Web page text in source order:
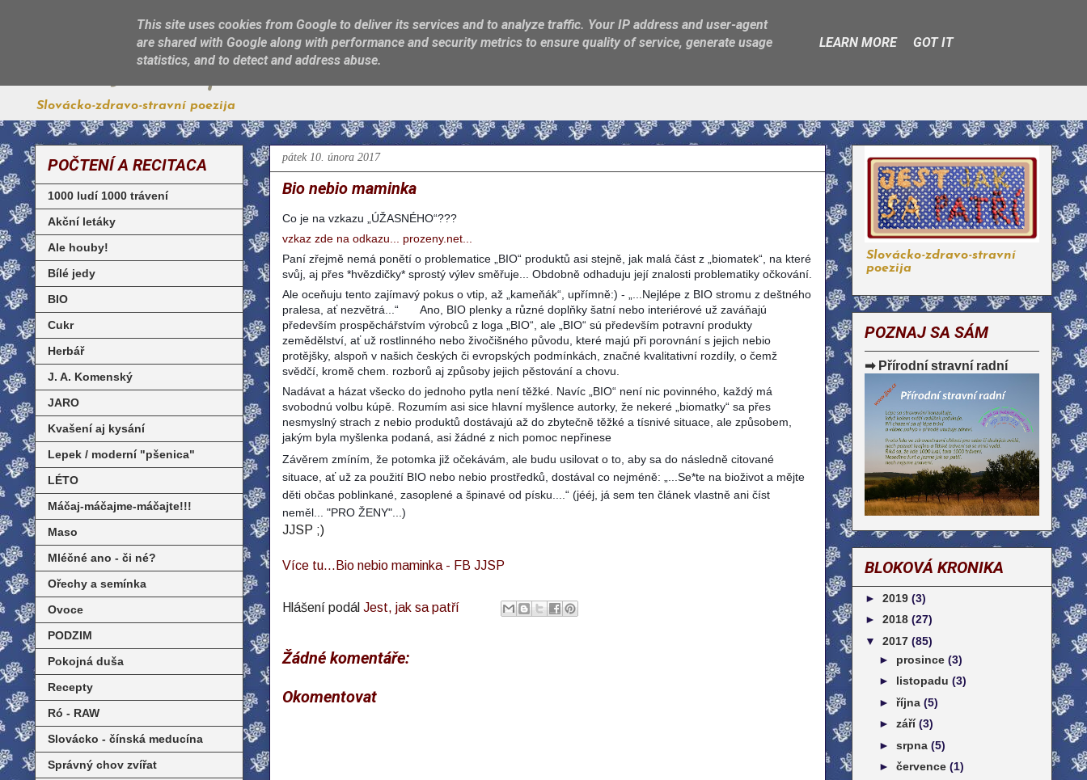
Jest, jak sa patří
Slovácko-zdravo-stravní poezija
pátek 10. února 2017
Bio nebio maminka
Co je na vzkazu „ÚŽASNÉHO“???
vzkaz zde na odkazu... prozeny.net...
Paní zřejmě nemá ponětí o problematice „BIO“ produktů asi stejně, jak malá část z „biomatek“, na které
svůj, aj přes *hvězdičky* sprostý výlev směřuje... Obdobně odhaduju její znalosti problematiky očkování.
Ale oceňuju tento zajímavý pokus o vtip, až „kameňák“, upřímně:) - „...Nejlépe z BIO stromu z deštného
pralesa, ať nezvětrá...“
Ano, BIO plenky a různé doplňky šatní nebo interiérové už zaváňajú
především prospěchářstvím výrobců z loga „BIO“, ale „BIO“ sú především potravní produkty
zemědělství, ať už rostlinného nebo živočišného původu, které majú při porovnání s jejich nebio
protějšky, alspoň v našich českých či evropských podmínkách, značné kvalitativní rozdíly, o čemž
svědčí, kromě chem. rozborů aj způsoby jejich pěstování a chovu.
Nadávat a házat všecko do jednoho pytla není těžké. Navíc „BIO“ není nic povinného, každý má
svobodnú volbu kúpě. Rozumím asi sice hlavní myšlence autorky, že nekeré „biomatky“ sa přes
nesmyslný strach z nebio produktů dostávajú až do zbytečně těžké a tísnivé situace, ale způsobem,
jakým byla myšlenka podaná, asi žádné z nich pomoc nepřinese
Závěrem zmíním, že potomka již očekávám, ale budu usilovat o to, aby sa do následně citované
situace, ať už za použití BIO nebo nebio prostředků, dostával co nejméně: „...Se*te na bioživot a mějte
děti občas poblinkané, zasoplené a špinavé od písku....“ (jééj, já sem ten článek vlastně ani číst
neměl... "PRO ŽENY"...)
JJSP ;)
Více tu...Bio nebio maminka - FB JJSP
Hlášení podál Jest, jak sa patří
Žádné komentáře:
Okomentovat
POČTENÍ A RECITACA
1000 ludí 1000 trávení
Akční letáky
Ale houby!
Bílé jedy
BIO
Cukr
Herbář
J. A. Komenský
JARO
Kvašení aj kysání
Lepek / moderní "pšenica"
LÉTO
Máčaj-máčajme-máčajte!!!
Maso
Mléčné ano - či né?
Ořechy a semínka
Ovoce
PODZIM
Pokojná duša
Recepty
Ró - RAW
Slovácko - čínská meducína
Správný chov zvířat
Slovácko-zdravo-stravní
poezija
POZNAJ SA SÁM
➡ Přírodní stravní radní
BLOKOVÁ KRONIKA
► 2019 (3)
► 2018 (27)
▼ 2017 (85)
► prosince (3)
► listopadu (3)
► října (5)
► září(3)
► srpna (5)
► července (1)
This site uses cookies from Google to deliver its services and to analyze traffic. Your IP address and user-agent
are shared with Google along with performance and security metrics to ensure quality of service, generate usage
statistics, and to detect and address abuse.
LEARN MORE GOT IT